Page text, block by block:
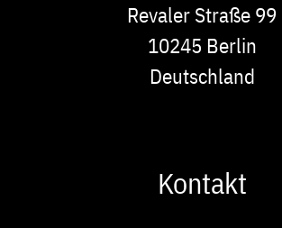
Revaler Straße 99
10245 Berlin
Deutschland
Kontakt